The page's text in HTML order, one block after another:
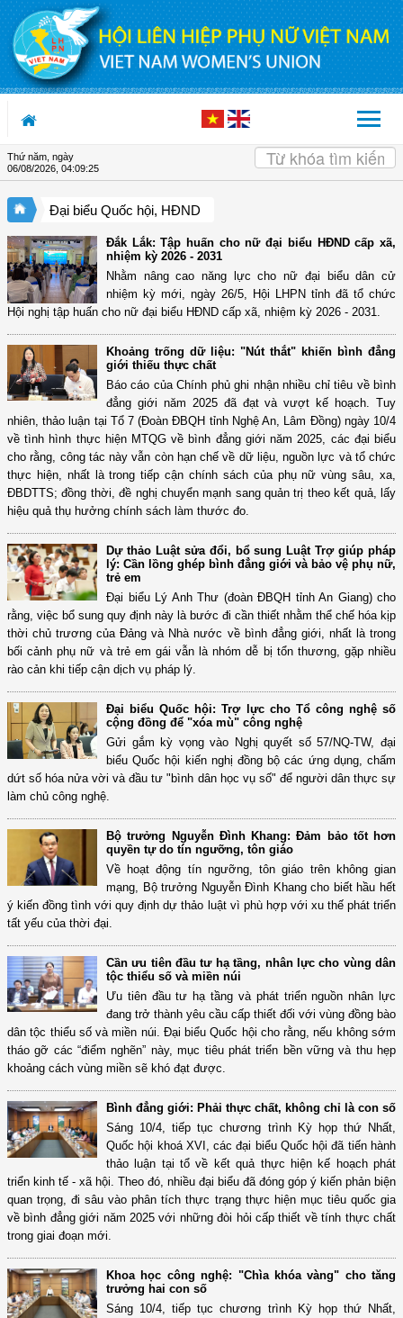
Truy cập nội dung luôn
Thứ năm, ngày
06/08/2026, 04:09:26
Đại biểu Quốc hội, HĐND
Đắk Lắk: Tập huấn cho nữ đại biểu HĐND cấp xã,
nhiệm kỳ 2026 - 2031
Nhằm nâng cao năng lực cho nữ đại biểu dân cử
nhiệm kỳ mới, ngày 26/5, Hội LHPN tỉnh đã tổ chức
Hội nghị tập huấn cho nữ đại biểu HĐND cấp xã, nhiệm kỳ 2026 - 2031.
Khoảng trống dữ liệu: "Nút thắt" khiến bình đẳng
giới thiếu thực chất
Báo cáo của Chính phủ ghi nhận nhiều chỉ tiêu về bình
đẳng giới năm 2025 đã đạt và vượt kế hoạch. Tuy
nhiên, thảo luận tại Tổ 7 (Đoàn ĐBQH tỉnh Nghệ An, Lâm Đồng) ngày 10/4
về tình hình thực hiện MTQG về bình đẳng giới năm 2025, các đại biểu
cho rằng, công tác này vẫn còn hạn chế về dữ liệu, nguồn lực và tổ chức
thực hiện, nhất là trong tiếp cận chính sách của phụ nữ vùng sâu, xa,
ĐBDTTS; đồng thời, đề nghị chuyển mạnh sang quản trị theo kết quả, lấy
hiệu quả thụ hưởng chính sách làm thước đo.
Dự thảo Luật sửa đổi, bổ sung Luật Trợ giúp pháp
lý: Cần lồng ghép bình đẳng giới và bảo vệ phụ nữ,
trẻ em
Đại biểu Lý Anh Thư (đoàn ĐBQH tỉnh An Giang) cho
rằng, việc bổ sung quy định này là bước đi cần thiết nhằm thể chế hóa kịp
thời chủ trương của Đảng và Nhà nước về bình đẳng giới, nhất là trong
bối cảnh phụ nữ và trẻ em gái vẫn là nhóm dễ bị tổn thương, gặp nhiều
rào cản khi tiếp cận dịch vụ pháp lý.
Đại biểu Quốc hội: Trợ lực cho Tổ công nghệ số
cộng đồng để "xóa mù" công nghệ
Gửi gắm kỳ vọng vào Nghị quyết số 57/NQ-TW, đại
biểu Quốc hội kiến nghị đồng bộ các ứng dụng, chấm
dứt số hóa nửa vời và đầu tư "bình dân học vụ số" để người dân thực sự
làm chủ công nghệ.
Bộ trưởng Nguyễn Đình Khang: Đảm bảo tốt hơn
quyền tự do tín ngưỡng, tôn giáo
Về hoạt động tín ngưỡng, tôn giáo trên không gian
mạng, Bộ trưởng Nguyễn Đình Khang cho biết hầu hết
ý kiến đồng tình với quy định dự thảo luật vì phù hợp với xu thế phát triển
tất yếu của thời đại.
Cần ưu tiên đầu tư hạ tầng, nhân lực cho vùng dân
tộc thiểu số và miền núi
Ưu tiên đầu tư hạ tầng và phát triển nguồn nhân lực
đang trở thành yêu cầu cấp thiết đối với vùng đồng bào
dân tộc thiểu số và miền núi. Đại biểu Quốc hội cho rằng, nếu không sớm
tháo gỡ các “điểm nghẽn” này, mục tiêu phát triển bền vững và thu hẹp
khoảng cách vùng miền sẽ khó đạt được.
Bình đẳng giới: Phải thực chất, không chỉ là con số
Sáng 10/4, tiếp tục chương trình Kỳ họp thứ Nhất,
Quốc hội khoá XVI, các đại biểu Quốc hội đã tiến hành
thảo luận tại tổ về kết quả thực hiện kế hoạch phát
triển kinh tế - xã hội. Theo đó, nhiều đại biểu đã đóng góp ý kiến phản biện
quan trọng, đi sâu vào phân tích thực trạng thực hiện mục tiêu quốc gia
về bình đẳng giới năm 2025 với những đòi hỏi cấp thiết về tính thực chất
trong giai đoạn mới.
Khoa học công nghệ: "Chìa khóa vàng" cho tăng
trưởng hai con số
Sáng 10/4, tiếp tục chương trình Kỳ họp thứ Nhất,